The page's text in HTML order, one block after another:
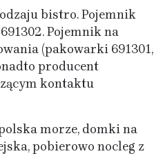
bistro. Pojemnik
Pojemnik na
(pakowarki 691301,
producent
kontaktu
morze, domki na
pobierowo nocleg z